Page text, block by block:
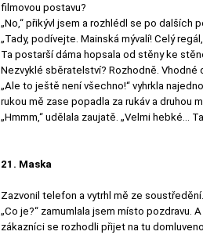
filmovou postavu?
„No,“ přikývl jsem a rozhlédl se po dalších
„Tady, podívejte. Mainská mývalí! Celý
Ta postarší dáma hopsala od stěny ke
Nezvyklé sběratelství? Rozhodně. Vhodné
„Ale to ještě není všechno!“ vyhrkla
rukou mě zase popadla za rukáv a druhou
„Hmmm,“ udělala zaujatě. „Velmi hebké…
21. Maska
Zazvonil telefon a vytrhl mě ze soustředění.
„Co je?“ zamumlala jsem místo
zákazníci se rozhodli přijet na tu